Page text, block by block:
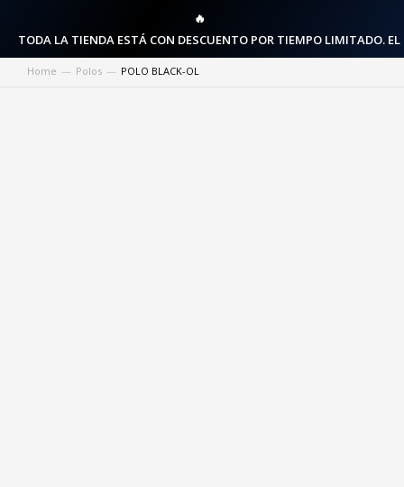
🔥
TODA LA TIENDA ESTÁ CON DESCUENTO POR TIEMPO LIMITADO.
You are here:
Home Polos POLO BLACK-OL